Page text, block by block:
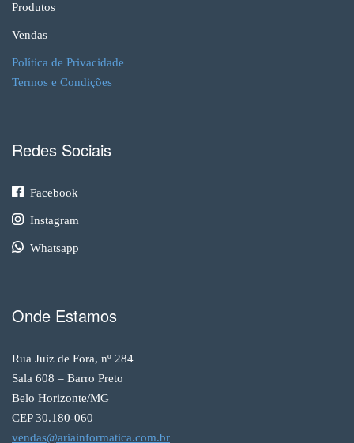
Produtos
Vendas
Política de Privacidade
Termos e Condições
Redes Sociais
Facebook
Instagram
Whatsapp
Onde Estamos
Rua Juiz de Fora, nº 284
Sala 608 – Barro Preto
Belo Horizonte/MG
CEP 30.180-060
vendas@ariainformatica.com.br